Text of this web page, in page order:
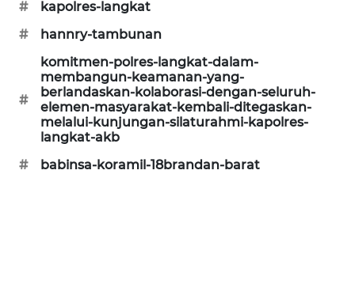
#
kapolres-langkat
#
hannry-tambunan
#
komitmen-polres-langkat-dalam-
membangun-keamanan-yang-
berlandaskan-kolaborasi-dengan-seluruh-
elemen-masyarakat-kembali-ditegaskan-
melalui-kunjungan-silaturahmi-kapolres-
langkat-akb
#
babinsa-koramil-18brandan-barat
NEWS
BERAMPU
NEWS
ANUGERAH